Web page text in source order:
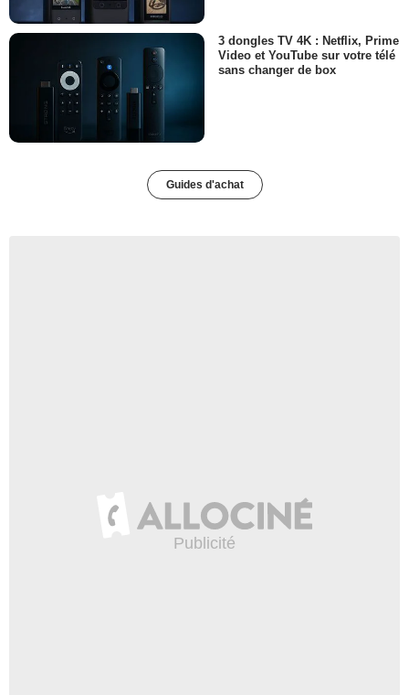
3 dongles TV 4K : Netflix, Prime
Video et YouTube sur votre télé
sans changer de box
Guides d'achat